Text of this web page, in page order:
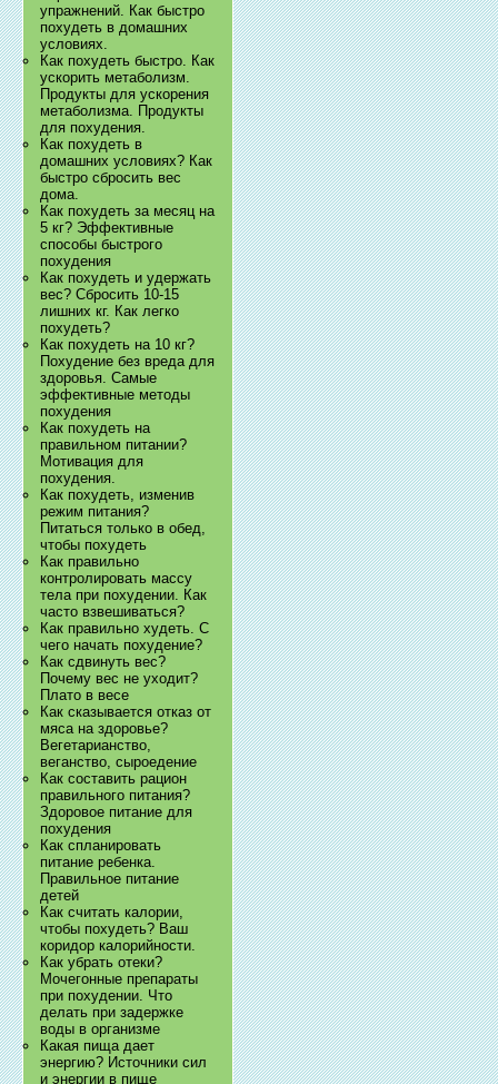
упражнений. Как быстро
похудеть в домашних
условиях.
Как похудеть быстро. Как
ускорить метаболизм.
Продукты для ускорения
метаболизма. Продукты
для похудения.
Как похудеть в
домашних условиях? Как
быстро сбросить вес
дома.
Как похудеть за месяц на
5 кг? Эффективные
способы быстрого
похудения
Как похудеть и удержать
вес? Сбросить 10-15
лишних кг. Как легко
похудеть?
Как похудеть на 10 кг?
Похудение без вреда для
здоровья. Самые
эффективные методы
похудения
Как похудеть на
правильном питании?
Мотивация для
похудения.
Как похудеть, изменив
режим питания?
Питаться только в обед,
чтобы похудеть
Как правильно
контролировать массу
тела при похудении. Как
часто взвешиваться?
Как правильно худеть. С
чего начать похудение?
Как сдвинуть вес?
Почему вес не уходит?
Плато в весе
Как сказывается отказ от
мяса на здоровье?
Вегетарианство,
веганство, сыроедение
Как составить рацион
правильного питания?
Здоровое питание для
похудения
Как спланировать
питание ребенка.
Правильное питание
детей
Как считать калории,
чтобы похудеть? Ваш
коридор калорийности.
Как убрать отеки?
Мочегонные препараты
при похудении. Что
делать при задержке
воды в организме
Какая пища дает
энергию? Источники сил
и энергии в пище